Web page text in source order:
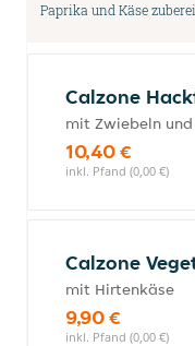
Paprika und Käse
Calzone
mit Zwiebeln
10,40 €
inkl. Pfand (0,00 €)
Calzone
mit Hirtenkäse
9,90 €
inkl. Pfand (0,00 €)